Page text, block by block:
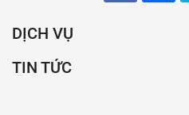
DỊCH VỤ
TIN TỨC